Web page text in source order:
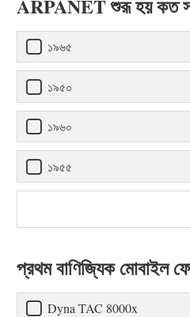
ARPANET শুরূ হয় কত
১৯৬৫
১৯৫০
১৯৬০
১৯৫৫
প্রথম বাণিজ্যিক মোবাইল
Dyna TAC 8000x